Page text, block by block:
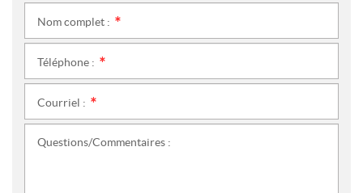
Nom complet :
Téléphone :
Courriel :
Questions/Commentaires :